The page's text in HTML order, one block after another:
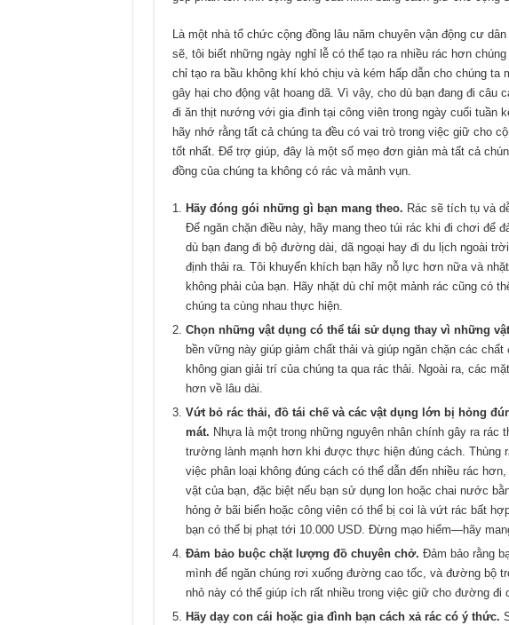
Là một nhà tổ chức cộng đồng lâu năm chuyên vận động cư
sẽ, tôi biết những ngày nghỉ lễ có thể tạo ra nhiều rác hơn
chỉ tạo ra bầu không khí khó chịu và kém hấp dẫn cho chúng ta
gây hại cho động vật hoang dã. Vì vậy, cho dù bạn đang đi câu
đi ăn thịt nướng với gia đình tại công viên trong ngày cuối tuần
hãy nhớ rằng tất cả chúng ta đều có vai trò trong việc giữ cho
tốt nhất. Để trợ giúp, đây là một số mẹo đơn giản mà tất cả
đồng của chúng ta không có rác và mảnh vụn.
Hãy đóng gói những gì bạn mang theo. Rác sẽ tích tụ và
Để ngăn chặn điều này, hãy mang theo túi rác khi đi chơi để
dù bạn đang đi bộ đường dài, dã ngoại hay đi du lịch ngoài
định thải ra. Tôi khuyến khích bạn hãy nỗ lực hơn nữa và
không phải của bạn. Hãy nhặt dù chỉ một mảnh rác cũng có
chúng ta cùng nhau thực hiện.
Chọn những vật dụng có thể tái sử dụng thay vì những
bền vững này giúp giảm chất thải và giúp ngăn chặn các
không gian giải trí của chúng ta qua rác thải. Ngoài ra, các
hơn về lâu dài.
Vứt bỏ rác thải, đồ tái chế và các vật dụng lớn bị hỏng
mát. Nhựa là một trong những nguyên nhân chính gây ra rác
trường lành mạnh hơn khi được thực hiện đúng cách. Thùng
việc phân loại không đúng cách có thể dẫn đến nhiều rác
vật của bạn, đặc biệt nếu bạn sử dụng lon hoặc chai nước
hỏng ở bãi biển hoặc công viên có thể bị coi là vứt rác bất
bạn có thể bị phạt tới 10.000 USD. Đừng mạo hiểm—hãy
Đảm bảo buộc chặt lượng đồ chuyên chở. Đảm bảo rằng
mình để ngăn chúng rơi xuống đường cao tốc, và đường bộ
nhỏ này có thể giúp ích rất nhiều trong việc giữ cho đường đi
Hãy dạy con cái hoặc gia đình bạn cách xả rác có ý thức.